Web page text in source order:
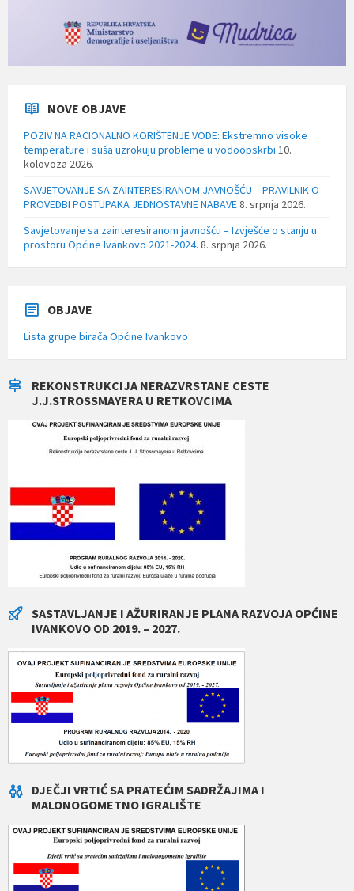
NOVE OBJAVE
POZIV NA RACIONALNO KORIŠTENJE VODE: Ekstremno visoke
temperature i suša uzrokuju probleme u vodoopskrbi 10.
kolovoza 2026.
SAVJETOVANJE SA ZAINTERESIRANOM JAVNOŠĆU – PRAVILNIK O
PROVEDBI POSTUPAKA JEDNOSTAVNE NABAVE8. srpnja 2026.
Savjetovanje sa zainteresiranom javnošću – Izvješće o stanju u
prostoru Općine Ivankovo 2021-2024. 8. srpnja 2026.
OBJAVE
Lista grupe birača Općine Ivankovo
REKONSTRUKCIJA NERAZVRSTANE CESTE
J.J.STROSSMAYERA U RETKOVCIMA
SASTAVLJANJE I AŽURIRANJE PLANA RAZVOJA OPĆINE
IVANKOVO OD 2019. – 2027.
DJEČJI VRTIĆ SA PRATEĆIM SADRŽAJIMA I
MALONOGOMETNO IGRALIŠTE